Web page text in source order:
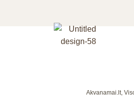
Akvanamai.lt,